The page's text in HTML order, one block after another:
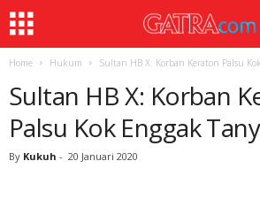
Home Hukum Sultan HB X: Korban Keraton Palsu
Sultan HB X: Korban
Palsu Kok Enggak
By Kukuh - 20 Januari 2020